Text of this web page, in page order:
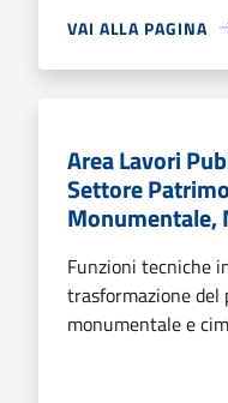
VAI ALLA PAGINA
Area Lavori
Settore
Monumentale,
Funzioni tecniche
trasformazione
monumentale e